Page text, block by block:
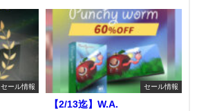
セール情報 セール情報
【2/13迄】W.A.